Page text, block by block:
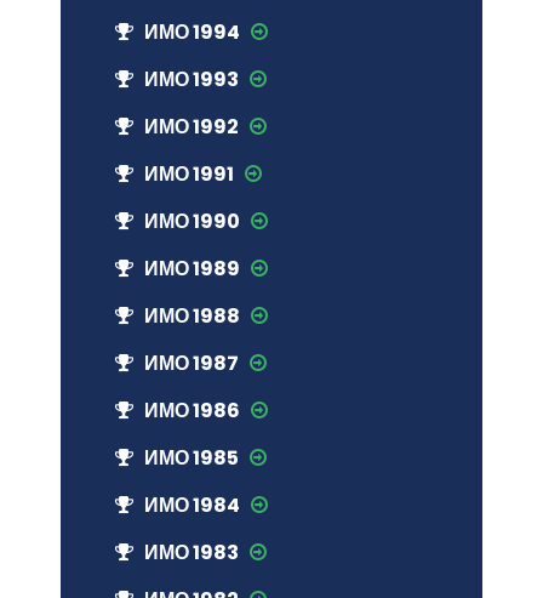
ИМО 1994
ИМО 1993
ИМО 1992
ИМО 1991
ИМО 1990
ИМО 1989
ИМО 1988
ИМО 1987
ИМО 1986
ИМО 1985
ИМО 1984
ИМО 1983